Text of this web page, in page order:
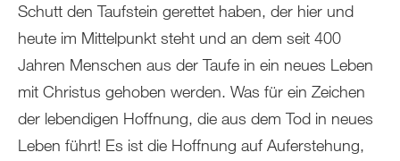
Schutt den Taufstein gerettet haben, der hier und
heute im Mittelpunkt steht und an dem seit 400
Jahren Menschen aus der Taufe in ein neues Leben
mit Christus gehoben werden. Was für ein Zeichen
der lebendigen Hoffnung, die aus dem Tod in neues
Leben führt! Es ist die Hoffnung auf Auferstehung,